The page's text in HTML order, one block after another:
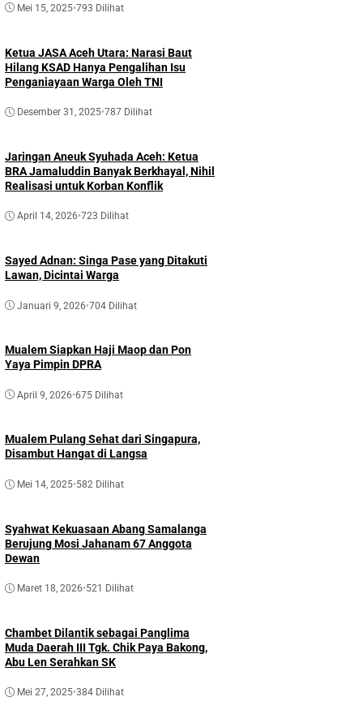
Mei 15, 2025•793 Dilihat
Ketua JASA Aceh Utara: Narasi Baut
Hilang KSAD Hanya Pengalihan Isu
Penganiayaan Warga Oleh TNI
Desember 31, 2025•787 Dilihat
Jaringan Aneuk Syuhada Aceh: Ketua
BRA Jamaluddin Banyak Berkhayal, Nihil
Realisasi untuk Korban Konflik
April 14, 2026•723 Dilihat
Sayed Adnan: Singa Pase yang Ditakuti
Lawan, Dicintai Warga
Januari 9, 2026•704 Dilihat
Mualem Siapkan Haji Maop dan Pon
Yaya Pimpin DPRA
April 9, 2026•675 Dilihat
Mualem Pulang Sehat dari Singapura,
Disambut Hangat di Langsa
Mei 14, 2025•582 Dilihat
Syahwat Kekuasaan Abang Samalanga
Berujung Mosi Jahanam 67 Anggota
Dewan
Maret 18, 2026•521 Dilihat
Chambet Dilantik sebagai Panglima
Muda Daerah III Tgk. Chik Paya Bakong,
Abu Len Serahkan SK
Mei 27, 2025•384 Dilihat